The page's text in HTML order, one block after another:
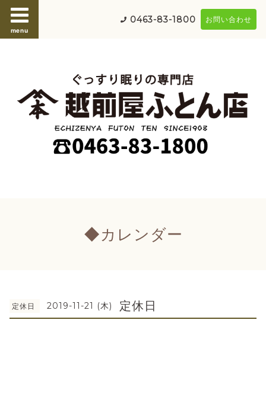
menu
0463-83-1800 お問い合わせ
◆カレンダー
定休日 2019-11-21 (木) 定休日